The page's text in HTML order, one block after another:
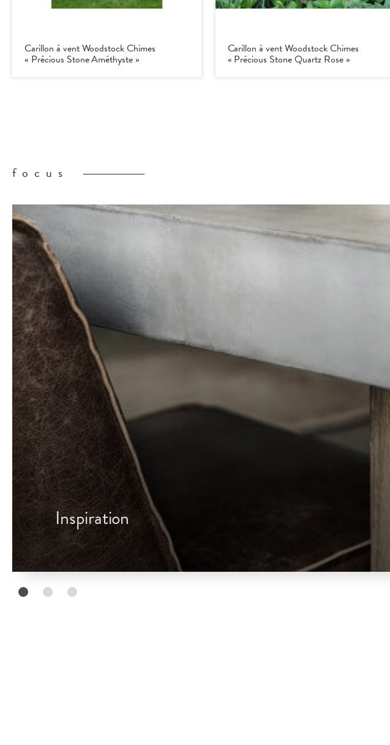
Carillon à vent Woodstock Chimes
« Précious Stone Améthyste »
Carillon à vent Woodstock Chimes
« Précious Stone Quartz Rose »
focus
Inspiration